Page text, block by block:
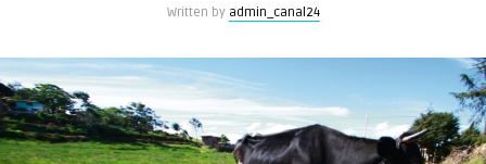
Written by admin_canal24